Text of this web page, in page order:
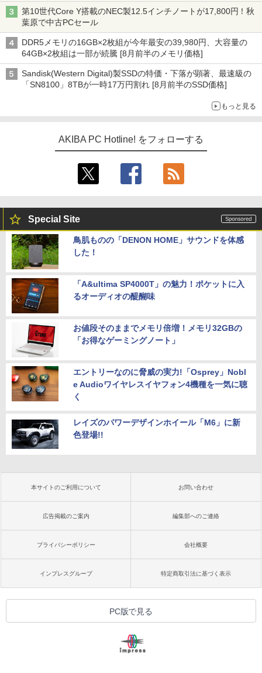
第10世代Core Y搭載のNEC製12.5インチノートが17,800円！秋
葉原で中古PCセール
DDR5メモリの16GB×2枚組が今年最安の39,980円、大容量の
64GB×2枚組は一部が続騰 [8月前半のメモリ価格]
Sandisk(Western Digital)製SSDの特価・下落が顕著、最速級の
「SN8100」8TBが一時17万円割れ [8月前半のSSD価格]
もっと見る
AKIBA PC Hotline! をフォローする
Special Site
鳥肌ものの「DENON HOME」サウンドを体感
した！
「A&ultima SP4000T」の魅力！ポケットに入
るオーディオの醍醐味
お値段そのままでメモリ倍増！メモリ32GBの
「お得なゲーミングノート」
エントリーなのに脅威の実力!「Osprey」Nobl
e Audioワイヤレスイヤフォン4機種を一気に聴
く
レイズのパワーデザインホイール「M6」に新
色登場!!
本サイトのご利用について お問い合わせ
広告掲載のご案内 編集部へのご連絡
プライバシーポリシー 会社概要
インプレスグループ 特定商取引法に基づく表示
PC版で見る